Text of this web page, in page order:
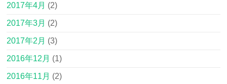
2017年4月 (2)
2017年3月 (2)
2017年2月 (3)
2016年12月 (1)
2016年11月 (2)